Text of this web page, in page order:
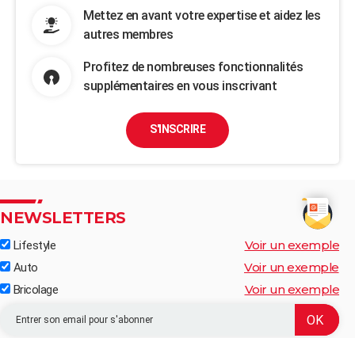
Mettez en avant votre expertise et aidez les
autres membres
Profitez de nombreuses fonctionnalités
supplémentaires en vous inscrivant
S'INSCRIRE
NEWSLETTERS
Lifestyle Voir un exemple
Auto Voir un exemple
Bricolage Voir un exemple